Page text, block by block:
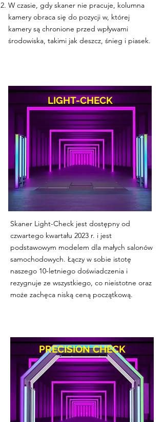
W czasie, gdy skaner nie pracuje, kolumna
kamery obraca się do pozycji w, której
kamery są chronione przed wpływami
środowiska, takimi jak deszcz, śnieg i piasek.
Skaner Light-Check jest dostępny od
czwartego kwartału 2023 r. i jest
podstawowym modelem dla małych salonów
samochodowych. Łączy w sobie istotę
naszego 10-letniego doświadczenia i
rezygnuje ze wszystkiego, co nieistotne oraz
może zachęca niską ceną początkową.
LIGHT-CHECK
PRECISION CHECK